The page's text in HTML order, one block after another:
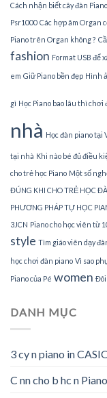
Cách nhận biết cây đàn
Psr1000 Các hợp âm Organ
Piano trên Organ không ?
fashion Format USB để
em Giữ Piano bền đẹp Hình
gì Học Piano bao lâu thì chơi
nhà Học đàn piano tại
tại nhà Khi nào bé đủ điều
cho trẻ học Piano Một số
ĐÚNG KHI CHO TRẺ HỌC
PHƯƠNG PHÁP TỰ HỌC
3JCN Piano cho học viên từ
style Tìm giáo viên dạy
học chơi đàn piano Vì sao
Piano của Pé women Đôi
DANH MỤC
3 cy n piano in
C nn cho b hc n